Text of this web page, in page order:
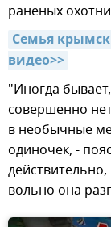
раненых
Семья
видео>>
"Иногда
совершенно
в необычные
одиночек, -
вольно она